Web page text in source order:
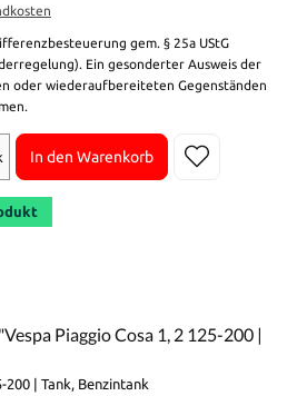
gem. § 25a UStG
Ein gesonderter Ausweis der
oder wiederaufbereiteten Gegenständen
In den Warenkorb
Piaggio Cosa 1, 2 125-200 |
200 | Tank, Benzintank